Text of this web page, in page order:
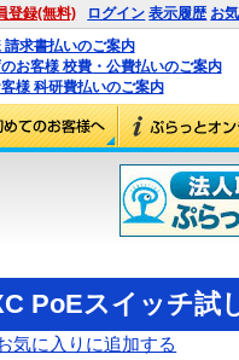
登録(無料) ログイン 表示履歴 お
請求書払いのご案内
お客様 校費・公費払いのご案内
様 科研費払いのご案内
PoEスイッチ試
気に入りに追加する